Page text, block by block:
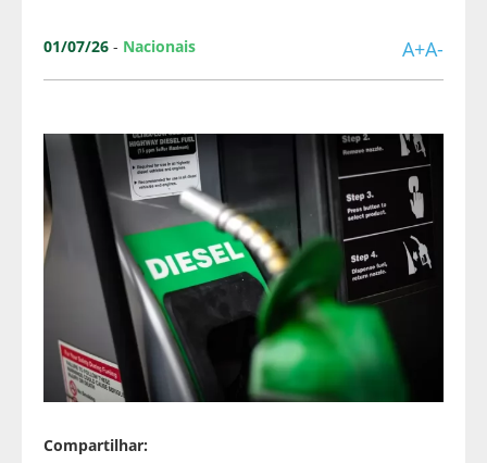
01/07/26 - Nacionais A+A-
Compartilhar: